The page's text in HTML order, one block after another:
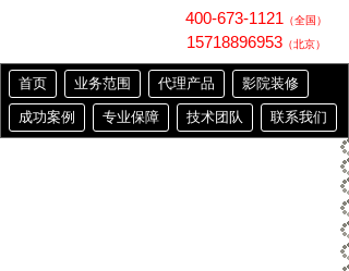
400-673-1121 （全国）
15718896953 （北京）
首页 业务范围 代理产品 影院装修
成功案例 专业保障 技术团队 联系我们